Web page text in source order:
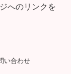
へのリンクを
い合わせ